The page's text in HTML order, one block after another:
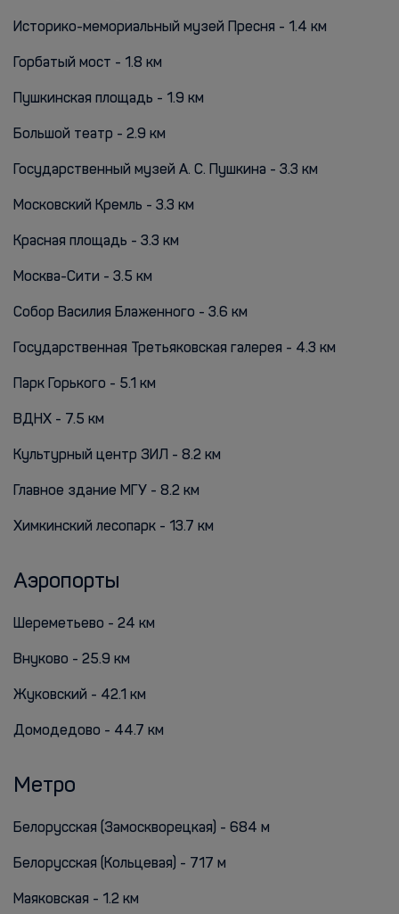
Историко-мемориальный музей Пресня - 1.4 км
Горбатый мост - 1.8 км
Пушкинская площадь - 1.9 км
Большой театр - 2.9 км
Государственный музей А. С. Пушкина - 3.3 км
Московский Кремль - 3.3 км
Красная площадь - 3.3 км
Москва-Сити - 3.5 км
Собор Василия Блаженного - 3.6 км
Государственная Третьяковская галерея - 4.3 км
Парк Горького - 5.1 км
ВДНХ - 7.5 км
Культурный центр ЗИЛ - 8.2 км
Главное здание МГУ - 8.2 км
Химкинский лесопарк - 13.7 км
Аэропорты
Шереметьево - 24 км
Внуково - 25.9 км
Жуковский - 42.1 км
Домодедово - 44.7 км
Метро
Белорусская (Замоскворецкая) - 684 м
Белорусская (Кольцевая) - 717 м
Маяковская - 1.2 км